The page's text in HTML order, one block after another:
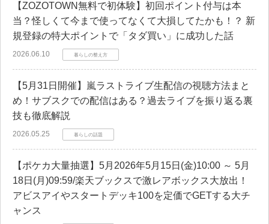
【ZOZOTOWN無料で初体験】初回ポイント付与は本
当？怪しくて今まで使ってなくて大損してたかも！？ 新
規登録の特大ポイントで「タダ買い」に成功した話
2026.06.10 暮らしの整え方
【5月31日開催】嵐ラストライブ生配信の視聴方法まと
め！サブスクでの配信はある？過去ライブを振り返る裏
技も徹底解説
2026.05.25 暮らしの話題
【ポケカ大量抽選】5月2026年5月15日(金)10:00 ～ 5月
18日(月)09:59/楽天ブックスで激レアボックス大放出！
アビスアイやスタートデッキ100を定価でGETする大チ
ャンス